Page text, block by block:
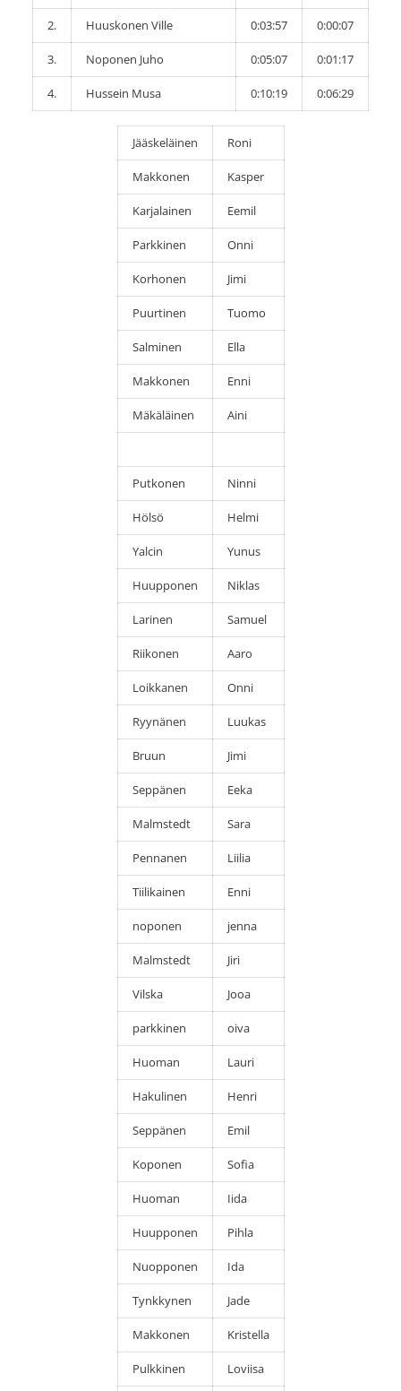
2. Huuskonen Ville 0:03:57 0:00:07
3. Noponen Juho 0:05:07 0:01:17
4. Hussein Musa 0:10:19 0:06:29
Jääskeläinen Roni
Makkonen Kasper
Karjalainen Eemil
Parkkinen Onni
Korhonen Jimi
Puurtinen Tuomo
Salminen Ella
Makkonen Enni
Mäkäläinen Aini
Putkonen Ninni
Hölsö Helmi
Yalcin Yunus
Huupponen Niklas
Larinen Samuel
Riikonen Aaro
Loikkanen Onni
Ryynänen Luukas
Bruun Jimi
Seppänen Eeka
Malmstedt Sara
Pennanen Liilia
Tiilikainen Enni
noponen jenna
Malmstedt Jiri
Vilska Jooa
parkkinen oiva
Huoman Lauri
Hakulinen Henri
Seppänen Emil
Koponen Sofia
Huoman Iida
Huupponen Pihla
Nuopponen Ida
Tynkkynen Jade
Makkonen Kristella
Pulkkinen Loviisa